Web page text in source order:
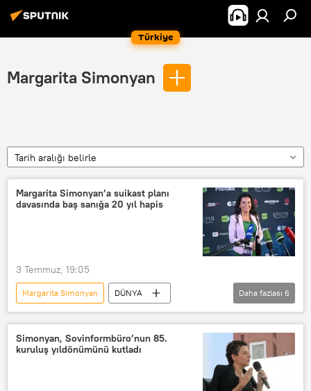
Türkiye
Margarita Simonyan
Tarih aralığı belirle
Margarita Simonyan’a suikast planı
davasında baş sanığa 20 yıl hapis
3 Temmuz, 19:05
Margarita Simonyan
DÜNYA
Rusya Başsavcılığı
Russia Today (RT)
Moskova
Balaşov
Rusya
Kalaşnikof
Daha fazlası 6
Simonyan, Sovinformbüro’nun 85.
kuruluş yıldönümünü kutladı